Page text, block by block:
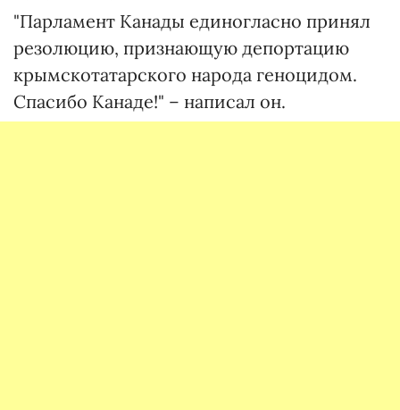
"Парламент Канады единогласно принял
резолюцию, признающую депортацию
крымскотатарского народа геноцидом.
Спасибо Канаде!" – написал он.